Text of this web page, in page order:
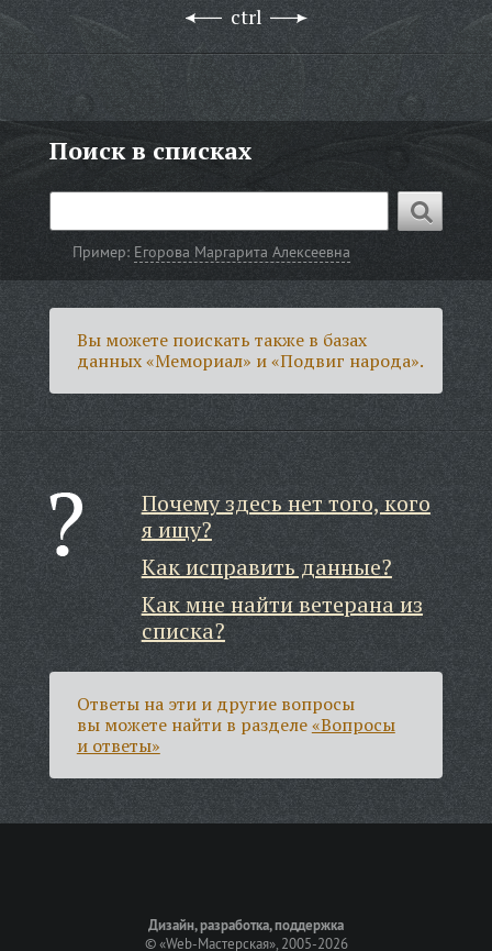
ctrl
Поиск в списках
Пример: Егорова Маргарита Алексеевна
Вы можете поискать также в базах
данных «Мемориал» и «Подвиг народа».
Почему здесь нет того, кого
я ищу?
Как исправить данные?
Как мне найти ветерана из
списка?
Ответы на эти и другие вопросы
вы можете найти в разделе«Вопросы
и ответы»
Дизайн, разработка, поддержка
©«Web-Мастерская», 2005-2026